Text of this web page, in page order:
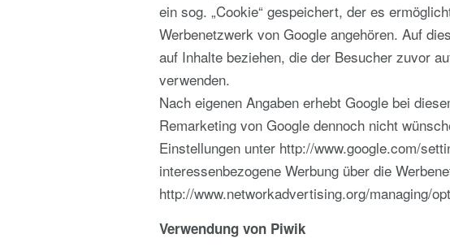
ein sog. „Cookie“ gespeichert, der es
Werbenetzwerk von Google angehören. Auf
auf Inhalte beziehen, die der Besucher zuvor
verwenden.
Nach eigenen Angaben erhebt Google bei
Remarketing von Google dennoch nicht
Einstellungen unter http://www.google.com/
interessenbezogene Werbung über die
http://www.networkadvertising.org/managing/
Verwendung von Piwik